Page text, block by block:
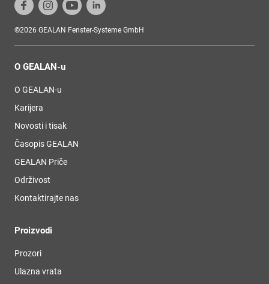
©2026 GEALAN Fenster-Systeme GmbH
O GEALAN-u
O GEALAN-u
Karijera
Novosti i tisak
Časopis GEALAN
GEALAN Priče
Održivost
Kontaktirajte nas
Proizvodi
Prozori
Ulazna vrata